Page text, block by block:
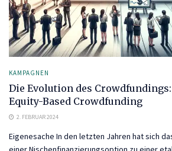
KAMPAGNEN
Die Evolution des
Equity-Based Crowdfunding
2. FEBRUAR 2024
Eigenesache In den letzten Jahren hat sich